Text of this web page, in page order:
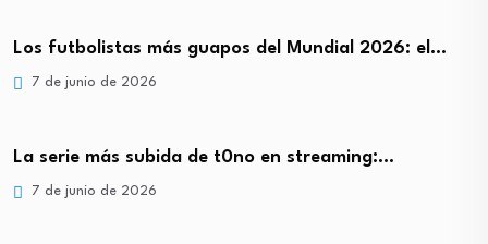
Los futbolistas más guapos del Mundial 2026: el…
7 de junio de 2026
La serie más subida de t0no en streaming:…
7 de junio de 2026